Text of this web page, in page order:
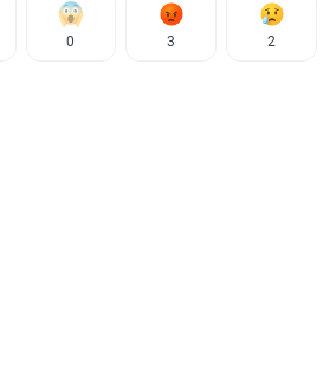
0 3 2